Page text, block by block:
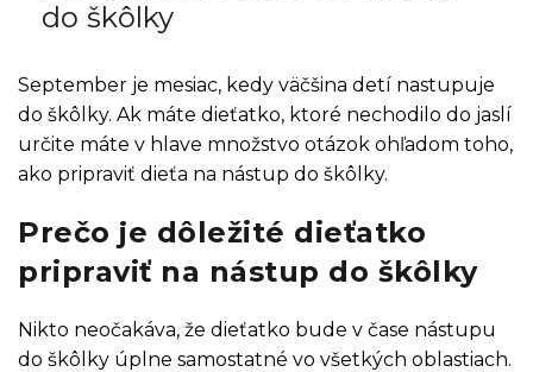
do škôlky
September je mesiac, kedy väčšina detí nastupuje
do škôlky. Ak máte dieťatko, ktoré nechodilo do jaslí
určite máte v hlave množstvo otázok ohľadom toho,
ako pripraviť dieťa na nástup do škôlky.
Prečo je dôležité dieťatko
pripraviť na nástup do škôlky
Nikto neočakáva, že dieťatko bude v čase nástupu
do škôlky úplne samostatné vo všetkých oblastiach.